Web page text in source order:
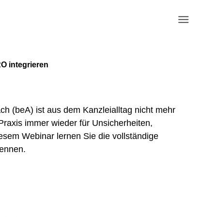
integrieren
(beA) ist aus dem Kanzleialltag nicht mehr
immer wieder für Unsicherheiten,
Webinar lernen Sie die vollständige